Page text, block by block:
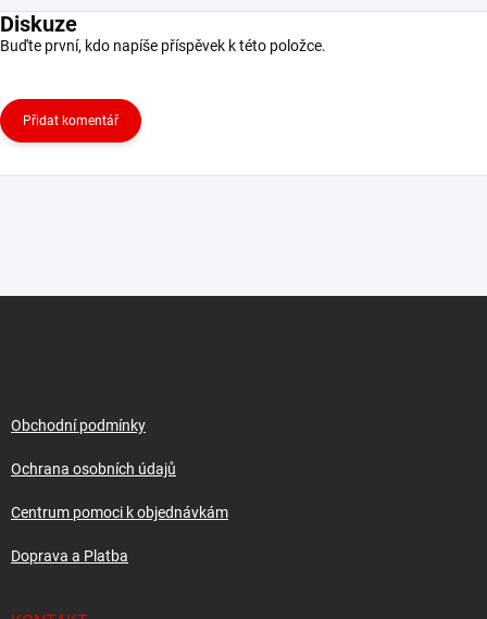
Diskuze
Buďte první, kdo napíše příspěvek k této položce.
Přidat komentář
Obchodní podmínky
Ochrana osobních údajů
Centrum pomoci k objednávkám
Doprava a Platba